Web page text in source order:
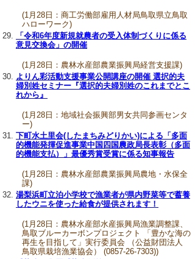
(1月28日：商工労働部雇用人材局鳥取県立鳥取
ハローワーク)
「令和6年度新規就農者の受入体制づくりに係る
意見交換会」の開催
(1月28日：農林水産部農業振興局経営支援課)
よりん彩活動支援事業公開講座の開催 選択的夫
婦別姓セミナー『選択的夫婦別姓のこれまでとこ
れから』
(1月28日：地域社会振興部男女共同参画センタ
ー)
下町水土里会(したまちみどりかい)による「多面
的機能発揮促進事業中国四国農政局長表彰（多面
的機能支払）」最優秀賞受賞に係る知事報告
(1月28日：農林水産部農業振興局農地・水保全
課)
湯梨浜町立泊小学校で漁業者が県内野菜等で蓄養
したウニを使った給食が提供されます！
(1月28日：農林水産部水産振興局漁業調整課、
鳥取ブルーカーボンプロジェクト 「豊かな海の
再生を目指して」実行委員会 （公益財団法人
鳥取県栽培漁業協会） (0857-26-7303))